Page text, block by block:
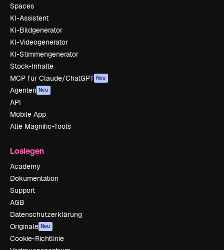
Spaces
KI-Assistent
KI-Bildgenerator
KI-Videogenerator
KI-Stimmengenerator
Stock-Inhalte
MCP für Claude/ChatGPT Neu
Agenten Neu
API
Mobile App
Alle Magnific-Tools
Loslegen
Academy
Dokumentation
Support
AGB
Datenschutzerklärung
Originale Neu
Cookie-Richtlinie